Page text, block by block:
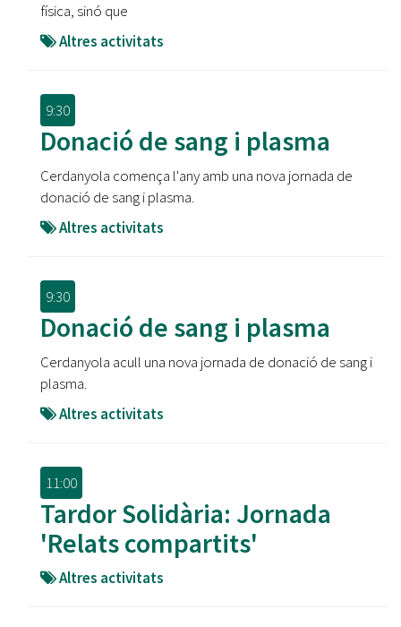
física, sinó que
Altres activitats
9:30
Donació de sang i plasma
Cerdanyola comença l'any amb una nova jornada de
donació de sang i plasma.
Altres activitats
9:30
Donació de sang i plasma
Cerdanyola acull una nova jornada de donació de sang i
plasma.
Altres activitats
11:00
Tardor Solidària: Jornada
'Relats compartits'
Altres activitats